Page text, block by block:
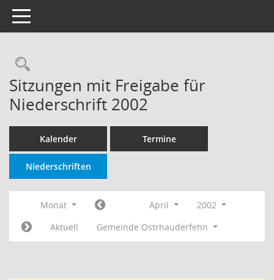
Toggle navigation
Rechercheauswahl
Sitzungen mit Freigabe für
Niederschrift 2002
Kalender Termine
Niederschriften
Monat April
2002
Aktuell
Gemeinde Ostrhauderfehn